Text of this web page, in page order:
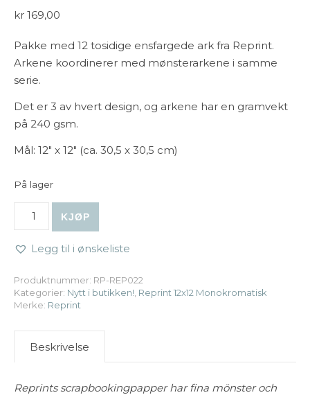
kr 169,00
Pakke med 12 tosidige ensfargede ark fra Reprint.
Arkene koordinerer med mønsterarkene i samme
serie.
Det er 3 av hvert design, og arkene har en gramvekt
på 240 gsm.
Mål: 12″ x 12″ (ca. 30,5 x 30,5 cm)
På lager
KJØP
Legg til i ønskeliste
Produktnummer: RP-REP022
Kategorier: Nytt i butikken! Reprint 12x12 Monokromatisk
Merke: Reprint
Beskrivelse
Reprints scrapbookingpapper har fina mönster och